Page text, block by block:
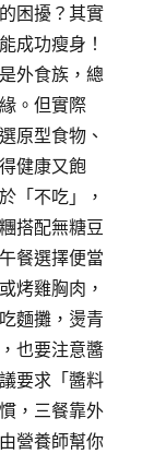
困擾？其實
成功瘦身！
外食族，總
。但實際
原型食物、
健康又飽
「不吃」，
搭配無糖豆
餐選擇便當
烤雞胸肉，
麵攤，燙青
也要注意醬
要求「醬料
，三餐靠外
營養師幫你